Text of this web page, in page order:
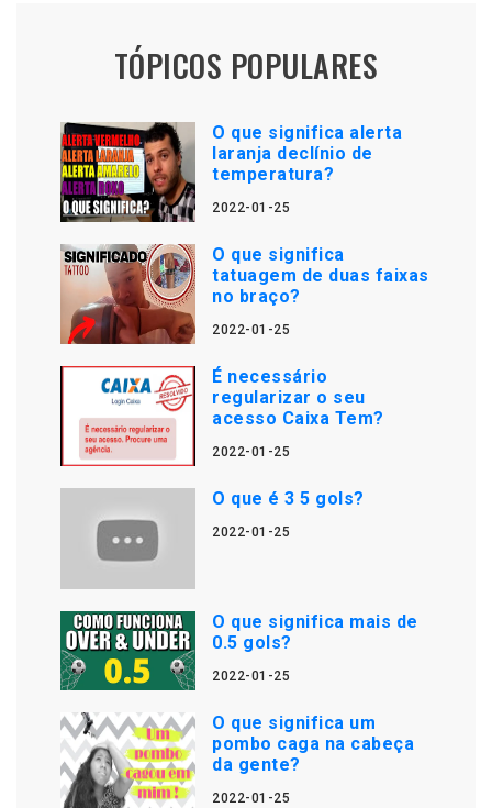
TÓPICOS POPULARES
O que significa alerta
laranja declínio de
temperatura?
2022-01-25
O que significa
tatuagem de duas faixas
no braço?
2022-01-25
É necessário
regularizar o seu
acesso Caixa Tem?
2022-01-25
O que é 3 5 gols?
2022-01-25
O que significa mais de
0.5 gols?
2022-01-25
O que significa um
pombo caga na cabeça
da gente?
2022-01-25